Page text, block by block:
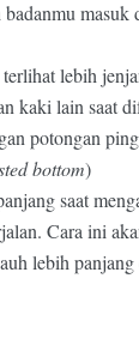
masuk
lebih
kaki lain saat
potongan
bottom)
saat
Cara ini
lebih panjang